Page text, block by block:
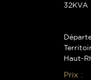
32KVA
Haut-
Prix :